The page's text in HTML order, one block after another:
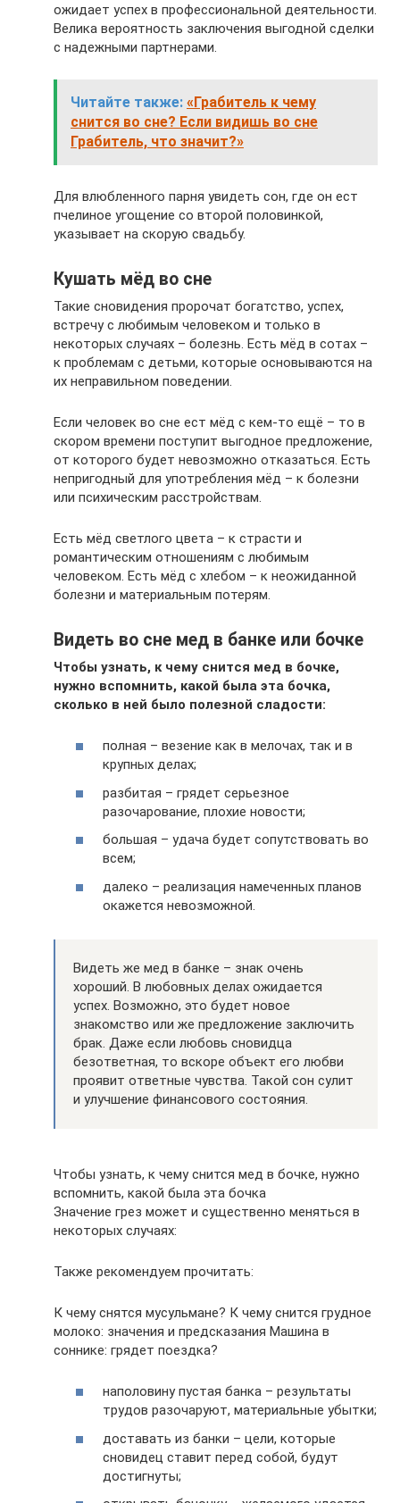
ожидает успех в профессиональной деятельности.
Велика вероятность заключения выгодной сделки
с надежными партнерами.
Читайте также: «Грабитель к чему
снится во сне? Если видишь во сне
Грабитель, что значит?»
Для влюбленного парня увидеть сон, где он ест
пчелиное угощение со второй половинкой,
указывает на скорую свадьбу.
Кушать мёд во сне
Такие сновидения пророчат богатство, успех,
встречу с любимым человеком и только в
некоторых случаях – болезнь. Есть мёд в сотах –
к проблемам с детьми, которые основываются на
их неправильном поведении.
Если человек во сне ест мёд с кем-то ещё – то в
скором времени поступит выгодное предложение,
от которого будет невозможно отказаться. Есть
непригодный для употребления мёд – к болезни
или психическим расстройствам.
Есть мёд светлого цвета – к страсти и
романтическим отношениям с любимым
человеком. Есть мёд с хлебом – к неожиданной
болезни и материальным потерям.
Видеть во сне мед в банке или бочке
Чтобы узнать, к чему снится мед в бочке,
нужно вспомнить, какой была эта бочка,
сколько в ней было полезной сладости:
полная – везение как в мелочах, так и в
крупных делах;
разбитая – грядет серьезное
разочарование, плохие новости;
большая – удача будет сопутствовать во
всем;
далеко – реализация намеченных планов
окажется невозможной.
Видеть же мед в банке – знак очень
хороший. В любовных делах ожидается
успех. Возможно, это будет новое
знакомство или же предложение заключить
брак. Даже если любовь сновидца
безответная, то вскоре объект его любви
проявит ответные чувства. Такой сон сулит
и улучшение финансового состояния.
Чтобы узнать, к чему снится мед в бочке, нужно
вспомнить, какой была эта бочка
Значение грез может и существенно меняться в
некоторых случаях:
Также рекомендуем прочитать:
К чему снятся мусульмане? К чему снится грудное
молоко: значения и предсказания Машина в
соннике: грядет поездка?
наполовину пустая банка – результаты
трудов разочаруют, материальные убытки;
доставать из банки – цели, которые
сновидец ставит перед собой, будут
достигнуты;